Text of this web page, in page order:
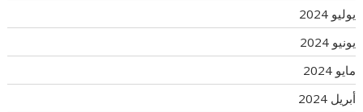
يوليو 2024
يونيو 2024
مايو 2024
أبريل 2024